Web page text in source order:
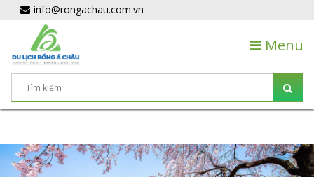
info@rongachau.com.vn
Menu